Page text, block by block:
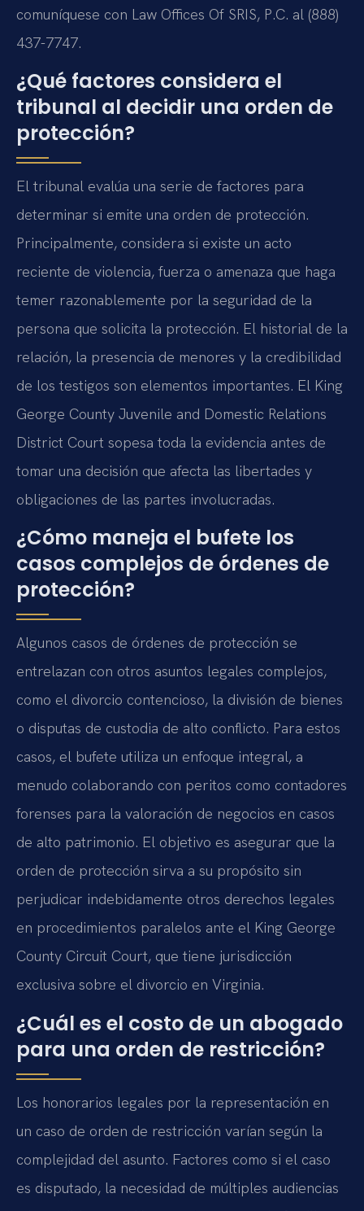
comuníquese con Law Offices Of SRIS, P.C. al (888)
437-7747.
¿Qué factores considera el
tribunal al decidir una orden de
protección?
El tribunal evalúa una serie de factores para
determinar si emite una orden de protección.
Principalmente, considera si existe un acto
reciente de violencia, fuerza o amenaza que haga
temer razonablemente por la seguridad de la
persona que solicita la protección. El historial de la
relación, la presencia de menores y la credibilidad
de los testigos son elementos importantes. El King
George County Juvenile and Domestic Relations
District Court sopesa toda la evidencia antes de
tomar una decisión que afecta las libertades y
obligaciones de las partes involucradas.
¿Cómo maneja el bufete los
casos complejos de órdenes de
protección?
Algunos casos de órdenes de protección se
entrelazan con otros asuntos legales complejos,
como el divorcio contencioso, la división de bienes
o disputas de custodia de alto conflicto. Para estos
casos, el bufete utiliza un enfoque integral, a
menudo colaborando con peritos como contadores
forenses para la valoración de negocios en casos
de alto patrimonio. El objetivo es asegurar que la
orden de protección sirva a su propósito sin
perjudicar indebidamente otros derechos legales
en procedimientos paralelos ante el King George
County Circuit Court, que tiene jurisdicción
exclusiva sobre el divorcio en Virginia.
¿Cuál es el costo de un abogado
para una orden de restricción?
Los honorarios legales por la representación en
un caso de orden de restricción varían según la
complejidad del asunto. Factores como si el caso
es disputado, la necesidad de múltiples audiencias